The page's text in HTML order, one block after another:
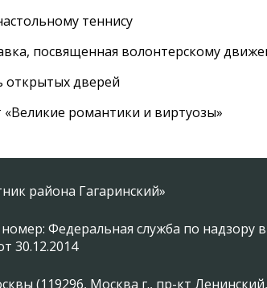
теннису
посвященная волонтерскому
открытых дверей
романтики и виртуозы»
района Гагаринский»
Федеральная служба по
30.12.2014
(119296, Москва г., пр-кт